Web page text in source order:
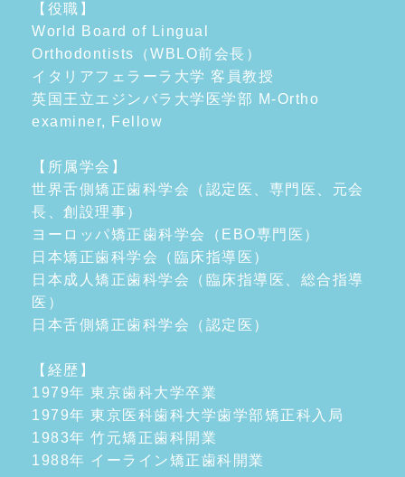
【役職】
World Board of Lingual
Orthodontists（WBLO前会長）
イタリアフェラーラ大学 客員教授
英国王立エジンバラ大学医学部 M-Ortho
examiner, Fellow
【所属学会】
世界舌側矯正歯科学会（認定医、専門医、元会
長、創設理事）
ヨーロッパ矯正歯科学会（EBO専門医）
日本矯正歯科学会（臨床指導医）
日本成人矯正歯科学会（臨床指導医、総合指導
医）
日本舌側矯正歯科学会（認定医）
【経歴】
1979年 東京歯科大学卒業
1979年 東京医科歯科大学歯学部矯正科入局
1983年 竹元矯正歯科開業
1988年 イーライン矯正歯科開業